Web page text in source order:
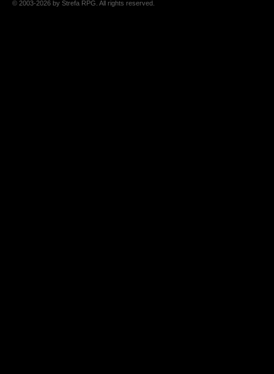
© 2003-2026 by Strefa RPG. All rights reserved.